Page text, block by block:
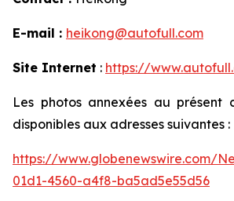
E-mail : heikong@autofull.com
Site Internet : https://
Les photos annexées au présent
disponibles aux adresses suivantes :
https://www.globenewswire.com/
01d1-4560-a4f8-ba5ad5e55d56